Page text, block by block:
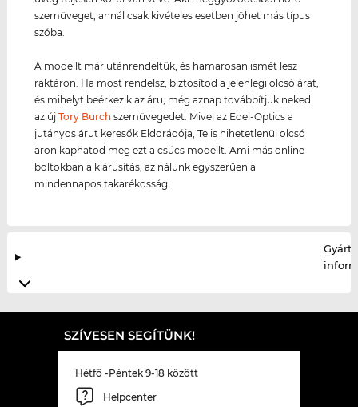
szemüveget, annál csak kivételes esetben jöhet más típus
szóba.
A modellt már utánrendeltük, és hamarosan ismét lesz
raktáron. Ha most rendelsz, biztosítod a jelenlegi olcsó árat,
és mihelyt beérkezik az áru, még aznap továbbítjuk neked
az újTory Burch szemüvegedet. Mivel az Edel-Optics a
jutányos árut keresők Eldorádója, Te is hihetetlenül olcsó
áron kaphatod meg ezt a csúcs modellt. Ami más online
boltokban a kiárusítás, az nálunk egyszerűen a
mindennapos takarékosság.
SZÍVESEN SEGÍTÜNK!
Hétfő -Péntek 9-18 között
Helpcenter